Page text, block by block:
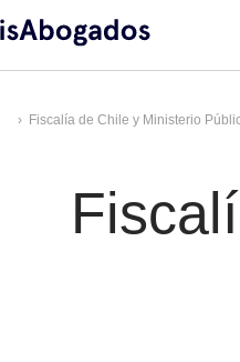
Fiscalía de Chile y Ministerio